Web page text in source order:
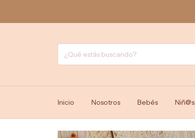
Inicio Nosotros Bebés Niñ@s